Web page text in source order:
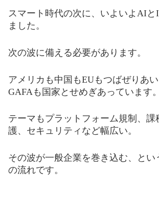
スマート時代の次に、いよいよAIと
ました。
次の波に備える必要があります。
アメリカも中国もEUもつばぜりあい
GAFAも国家とせめぎあっています。
テーマもプラットフォーム規制、課
護、セキュリティなど幅広い。
その波が一般企業を巻き 込む、とい
の流れです。